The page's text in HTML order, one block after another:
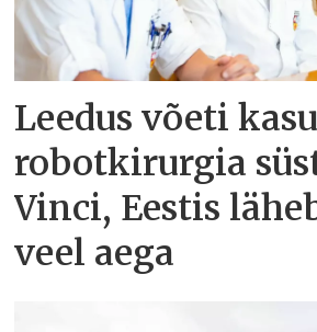
Leedus võeti
robotkirurgia
Vinci, Eestis
veel aega